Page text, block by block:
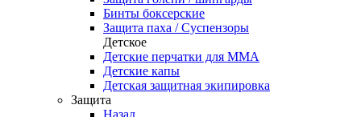
Бинты боксерские
Защита паха / Суспензоры
Детское
Детские перчатки для ММА
Детские капы
Детская защитная экипировка
Защита
Назад